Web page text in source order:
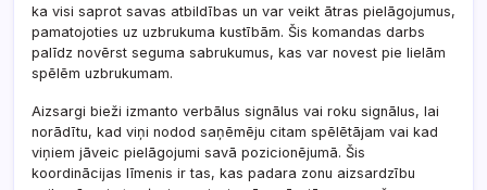
ka visi saprot savas atbildības un var veikt ātras pielāgojumus,
pamatojoties uz uzbrukuma kustībām. Šis komandas darbs
palīdz novērst seguma sabrukumus, kas var novest pie lielām
spēlēm uzbrukumam.
Aizsargi bieži izmanto verbālus signālus vai roku signālus, lai
norādītu, kad viņi nodod saņēmēju citam spēlētājam vai kad
viņiem jāveic pielāgojumi savā pozicionējumā. Šis
koordinācijas līmenis ir tas, kas padara zonu aizsardzību